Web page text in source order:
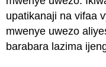
upatikanaji na vifaa
mwenye uwezo
barabara lazima